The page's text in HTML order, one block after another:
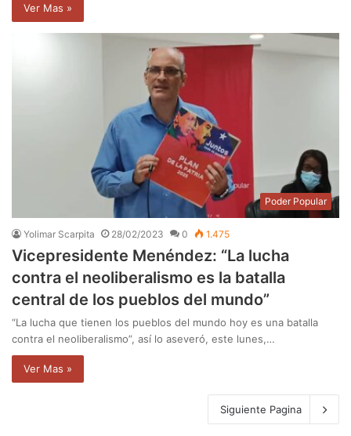
Ver Mas »
Poder Popular
Yolimar Scarpita 28/02/2023 0 1.475
Vicepresidente Menéndez: “La lucha
contra el neoliberalismo es la batalla
central de los pueblos del mundo”
“La lucha que tienen los pueblos del mundo hoy es una batalla
contra el neoliberalismo”, así lo aseveró, este lunes,…
Ver Mas »
Siguiente Pagina